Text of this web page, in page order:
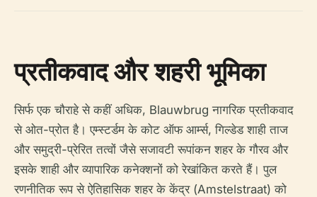
प्रतीकवाद और शहरी भूमिका
सिर्फ एक चौराहे से कहीं अधिक, Blauwbrug नागरिक प्रतीकवाद
से ओत-प्रोत है। एम्स्टर्डम के कोट ऑफ आर्म्स, गिल्डेड शाही ताज
और समुद्री-प्रेरित तत्वों जैसे सजावटी रूपांकन शहर के गौरव और
इसके शाही और व्यापारिक कनेक्शनों को रेखांकित करते हैं। पुल
रणनीतिक रूप से ऐतिहासिक शहर के केंद्र (Amstelstraat) को